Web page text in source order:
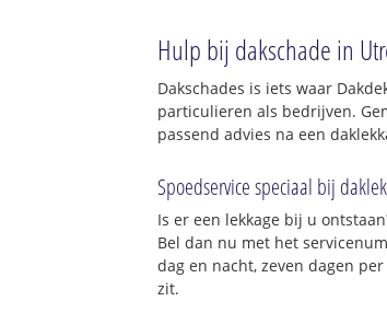
Hulp bij dakschade in
Dakschades is iets waar
particulieren als bedrijven.
passend advies na een
Spoedservice speciaal bij
Is er een lekkage bij u
Bel dan nu met het
dag en nacht, zeven dagen
zit.